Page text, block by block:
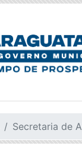
Secretaria de